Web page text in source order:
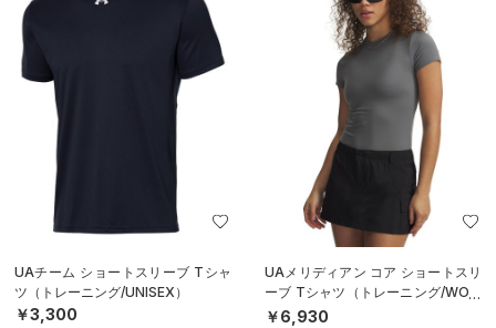
UAチーム ショートスリーブ Tシャ
ツ（トレーニング/UNISEX）
￥3,300
UAメリディアン コア ショートスリ
ーブ Tシャツ（トレーニング/WOM
EN）
￥6,930